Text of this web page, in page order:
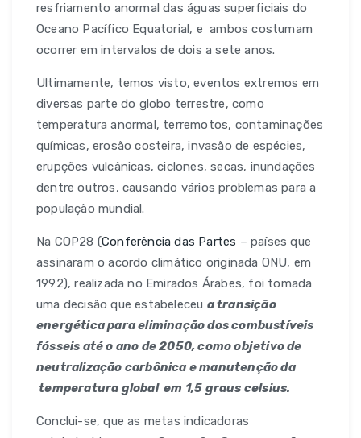
resfriamento anormal das águas superficiais do
Oceano Pacífico Equatorial, e ambos costumam
ocorrer em intervalos de dois a sete anos.
Ultimamente, temos visto, eventos extremos em
diversas parte do globo terrestre, como
temperatura anormal, terremotos, contaminações
químicas, erosão costeira, invasão de espécies,
erupções vulcânicas, ciclones, secas, inundações
dentre outros, causando vários problemas para a
população mundial.
Na COP28 (Conferência das Partes – países que
assinaram o acordo climático originada ONU, em
1992), realizada no Emirados Árabes, foi tomada
uma decisão que estabeleceu a transição
energética para eliminação dos combustíveis
fósseis até o ano de 2050, como objetivo de
neutralização carbônica e manutenção da
temperatura global em 1,5 graus celsius.
Conclui-se, que as metas indicadoras